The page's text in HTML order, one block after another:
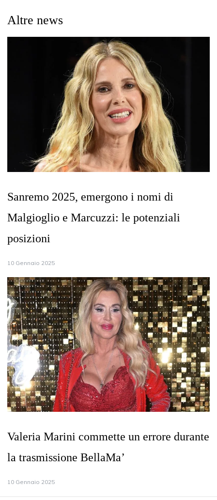
Altre news
Sanremo 2025, emergono i nomi di
Malgioglio e Marcuzzi: le potenziali
posizioni
10 Gennaio 2025
Valeria Marini commette un errore durante
la trasmissione BellaMa’
10 Gennaio 2025